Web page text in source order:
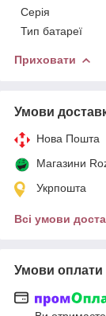
Серія
Тип батареї
Приховати
Умови
Нова Пошта
Магазини
Укрпошта
Всі умови
Умови оплати